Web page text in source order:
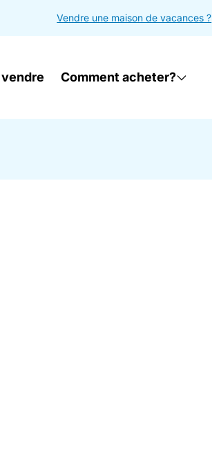
Vendre une maison de vacances ?
Comment acheter?